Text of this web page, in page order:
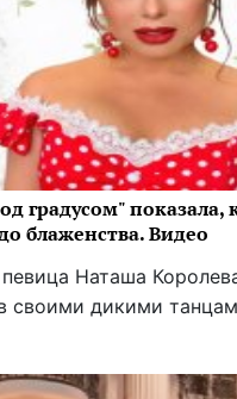
градусом" показала,
блаженства. Видео
Наташа
своими дикими